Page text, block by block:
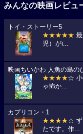
みんなの映画レビュ
トイ・ストーリー5
★★★★★
児）がi...
映画ちいかわ 人魚の島の
★★★★☆ 小
ゃ怖か...
カプリコン・1
★★★★☆ ず
たです。作...